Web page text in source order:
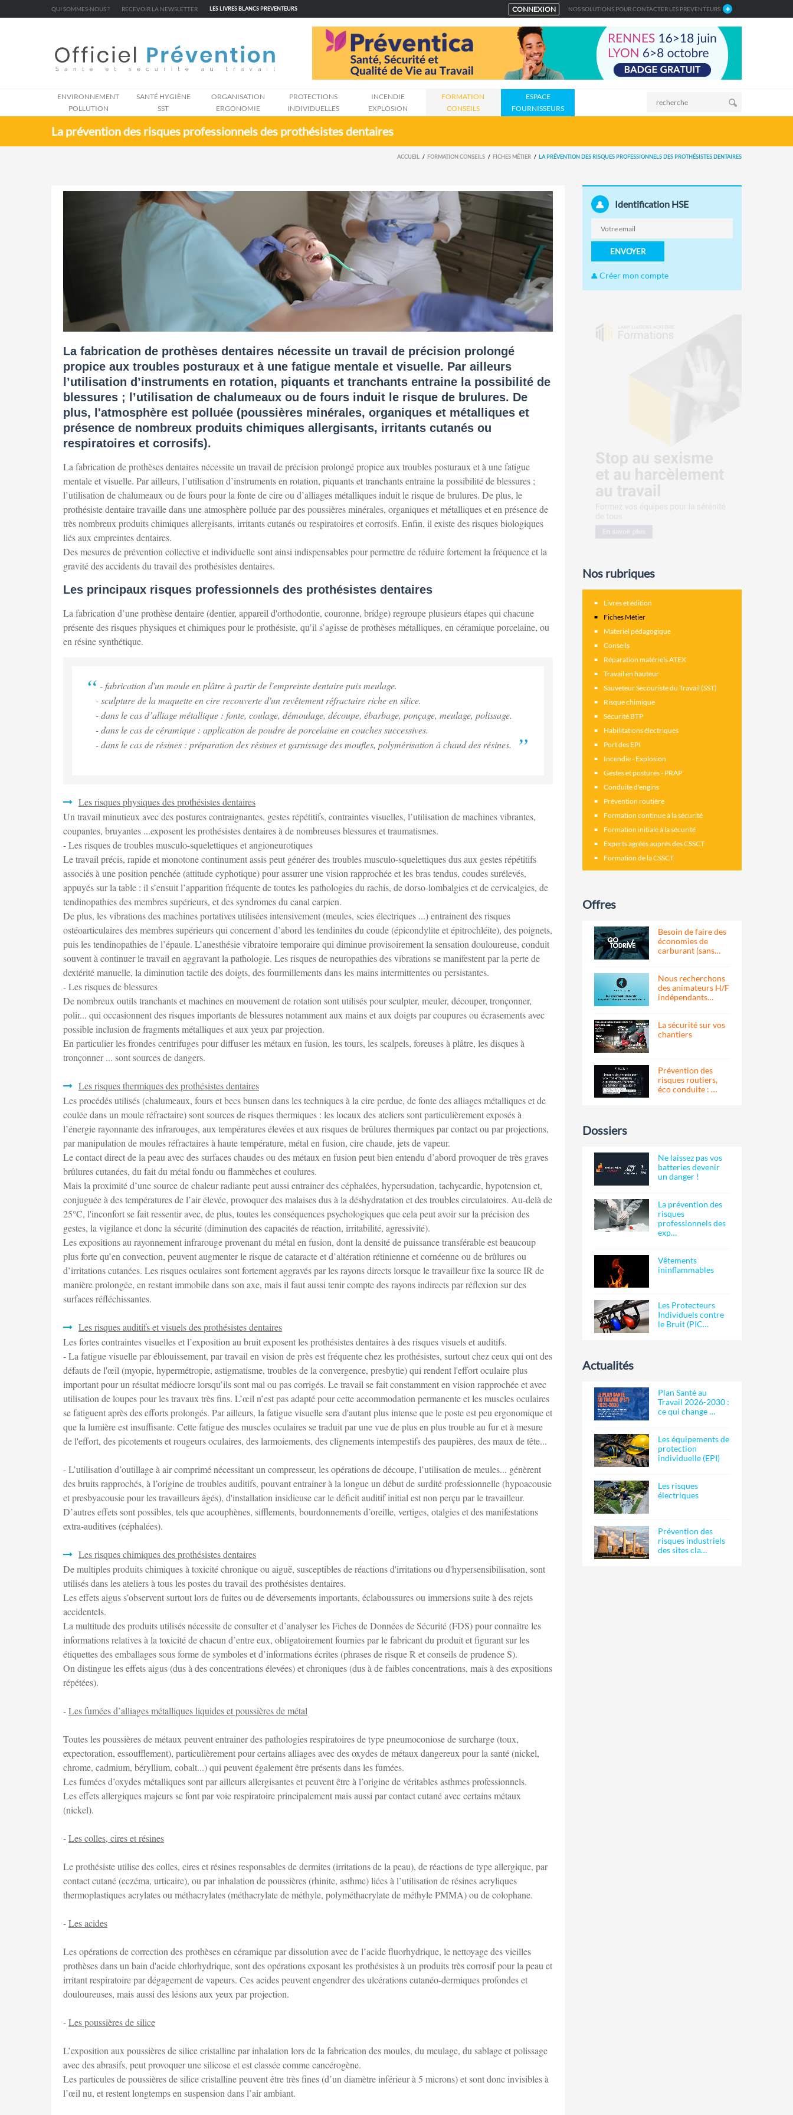
QUI SOMMES-NOUS ? RECEVOIR LA NEWSLETTER LES LIVRES BLANCS PREVENTEURS CONNEXION NOS SOLUTIONS POUR CONTACTER LES PREVENTEURS
ENVIRONNEMENT
POLLUTION
SANTÉ HYGIÈNE
SST
ORGANISATION
ERGONOMIE
PROTECTIONS
INDIVIDUELLES
INCENDIE
EXPLOSION
FORMATION
CONSEILS
ESPACE
FOURNISSEURS
La prévention des risques professionnels des prothésistes dentaires
ACCUEIL FORMATION CONSEILS FICHES MÉTIER LA PRÉVENTION DES RISQUES PROFESSIONNELS DES PROTHÉSISTES DENTAIRES
La fabrication de prothèses dentaires nécessite un travail de précision prolongé
propice aux troubles posturaux et à une fatigue mentale et visuelle. Par ailleurs
l’utilisation d’instruments en rotation, piquants et tranchants entraine la possibilité de
blessures ; l’utilisation de chalumeaux ou de fours induit le risque de brulures. De
plus, l'atmosphère est polluée (poussières minérales, organiques et métalliques et
présence de nombreux produits chimiques allergisants, irritants cutanés ou
respiratoires et corrosifs).
La fabrication de prothèses dentaires nécessite un travail de précision prolongé propice aux troubles posturaux et à une fatigue
mentale et visuelle. Par ailleurs, l’utilisation d’instruments en rotation, piquants et tranchants entraine la possibilité de blessures ;
l’utilisation de chalumeaux ou de fours pour la fonte de cire ou d’alliages métalliques induit le risque de brulures. De plus, le
prothésiste dentaire travaille dans une atmosphère polluée par des poussières minérales, organiques et métalliques et en présence de
très nombreux produits chimiques allergisants, irritants cutanés ou respiratoires et corrosifs. Enfin, il existe des risques biologiques
liés aux empreintes dentaires.
Des mesures de prévention collective et individuelle sont ainsi indispensables pour permettre de réduire fortement la fréquence et la
gravité des accidents du travail des prothésistes dentaires.
Les principaux risques professionnels des prothésistes dentaires
La fabrication d’une prothèse dentaire (dentier, appareil d'orthodontie, couronne, bridge) regroupe plusieurs étapes qui chacune
présente des risques physiques et chimiques pour le prothésiste, qu’il s’agisse de prothèses métalliques, en céramique porcelaine, ou
en résine synthétique.
- fabrication d'un moule en plâtre à partir de l'empreinte dentaire puis meulage.
- sculpture de la maquette en cire recouverte d'un revêtement réfractaire riche en silice.
- dans le cas d’alliage métallique : fonte, coulage, démoulage, découpe, ébarbage, ponçage, meulage, polissage.
- dans le cas de céramique : application de poudre de porcelaine en couches successives.
- dans le cas de résines : préparation des résines et garnissage des moufles, polymérisation à chaud des résines.
Les risques physiques des prothésistes dentaires
Un travail minutieux avec des postures contraignantes, gestes répétitifs, contraintes visuelles, l’utilisation de machines vibrantes,
coupantes, bruyantes ...exposent les prothésistes dentaires à de nombreuses blessures et traumatismes.
- Les risques de troubles musculo-squelettiques et angioneurotiques
Le travail précis, rapide et monotone continument assis peut générer des troubles musculo-squelettiques dus aux gestes répétitifs
associés à une position penchée (attitude cyphotique) pour assurer une vision rapprochée et les bras tendus, coudes surélevés,
appuyés sur la table : il s’ensuit l’apparition fréquente de toutes les pathologies du rachis, de dorso-lombalgies et de cervicalgies, de
tendinopathies des membres supérieurs, et des syndromes du canal carpien.
De plus, les vibrations des machines portatives utilisées intensivement (meules, scies électriques ...) entrainent des risques
ostéoarticulaires des membres supérieurs qui concernent d’abord les tendinites du coude (épicondylite et épitrochléite), des poignets,
puis les tendinopathies de l’épaule. L’anesthésie vibratoire temporaire qui diminue provisoirement la sensation douloureuse, conduit
souvent à continuer le travail en aggravant la pathologie. Les risques de neuropathies des vibrations se manifestent par la perte de
dextérité manuelle, la diminution tactile des doigts, des fourmillements dans les mains intermittentes ou persistantes.
- Les risques de blessures
De nombreux outils tranchants et machines en mouvement de rotation sont utilisés pour sculpter, meuler, découper, tronçonner,
polir... qui occasionnent des risques importants de blessures notamment aux mains et aux doigts par coupures ou écrasements avec
possible inclusion de fragments métalliques et aux yeux par projection.
En particulier les frondes centrifuges pour diffuser les métaux en fusion, les tours, les scalpels, foreuses à plâtre, les disques à
tronçonner ... sont sources de dangers.
Les risques thermiques des prothésistes dentaires
Les procédés utilisés (chalumeaux, fours et becs bunsen dans les techniques à la cire perdue, de fonte des alliages métalliques et de
coulée dans un moule réfractaire) sont sources de risques thermiques : les locaux des ateliers sont particulièrement exposés à
l’énergie rayonnante des infrarouges, aux températures élevées et aux risques de brûlures thermiques par contact ou par projections,
par manipulation de moules réfractaires à haute température, métal en fusion, cire chaude, jets de vapeur.
Le contact direct de la peau avec des surfaces chaudes ou des métaux en fusion peut bien entendu d’abord provoquer de très graves
brûlures cutanées, du fait du métal fondu ou flammèches et coulures.
Mais la proximité d’une source de chaleur radiante peut aussi entrainer des céphalées, hypersudation, tachycardie, hypotension et,
conjuguée à des températures de l’air élevée, provoquer des malaises dus à la déshydratation et des troubles circulatoires. Au-delà de
25°C, l'inconfort se fait ressentir avec, de plus, toutes les conséquences psychologiques que cela peut avoir sur la précision des
gestes, la vigilance et donc la sécurité (diminution des capacités de réaction, irritabilité, agressivité).
Les expositions au rayonnement infrarouge provenant du métal en fusion, dont la densité de puissance transférable est beaucoup
plus forte qu’en convection, peuvent augmenter le risque de cataracte et d’altération rétinienne et cornéenne ou de brûlures ou
d’irritations cutanées. Les risques oculaires sont fortement aggravés par les rayons directs lorsque le travailleur fixe la source IR de
manière prolongée, en restant immobile dans son axe, mais il faut aussi tenir compte des rayons indirects par réflexion sur des
surfaces réfléchissantes.
Les risques auditifs et visuels des prothésistes dentaires
Les fortes contraintes visuelles et l’exposition au bruit exposent les prothésistes dentaires à des risques visuels et auditifs.
- La fatigue visuelle par éblouissement, par travail en vision de près est fréquente chez les prothésistes, surtout chez ceux qui ont des
défauts de l'œil (myopie, hypermétropie, astigmatisme, troubles de la convergence, presbytie) qui rendent l'effort oculaire plus
important pour un résultat médiocre lorsqu’ils sont mal ou pas corrigés. Le travail se fait constamment en vision rapprochée et avec
utilisation de loupes pour les travaux très fins. L’œil n’est pas adapté pour cette accommodation permanente et les muscles oculaires
se fatiguent après des efforts prolongés. Par ailleurs, la fatigue visuelle sera d'autant plus intense que le poste est peu ergonomique et
que la lumière est insuffisante. Cette fatigue des muscles oculaires se traduit par une vue de plus en plus trouble au fur et à mesure
de l'effort, des picotements et rougeurs oculaires, des larmoiements, des clignements intempestifs des paupières, des maux de tête...
- L’utilisation d’outillage à air comprimé nécessitant un compresseur, les opérations de découpe, l’utilisation de meules... génèrent
des bruits rapprochés, à l’origine de troubles auditifs, pouvant entrainer à la longue un début de surdité professionnelle (hypoacousie
et presbyacousie pour les travailleurs âgés), d'installation insidieuse car le déficit auditif initial est non perçu par le travailleur.
D’autres effets sont possibles, tels que acouphènes, sifflements, bourdonnements d’oreille, vertiges, otalgies et des manifestations
extra-auditives (céphalées).
Les risques chimiques des prothésistes dentaires
De multiples produits chimiques à toxicité chronique ou aiguë, susceptibles de réactions d'irritations ou d'hypersensibilisation, sont
utilisés dans les ateliers à tous les postes du travail des prothésistes dentaires.
Les effets aigus s’observent surtout lors de fuites ou de déversements importants, éclaboussures ou immersions suite à des rejets
accidentels.
La multitude des produits utilisés nécessite de consulter et d’analyser les Fiches de Données de Sécurité (FDS) pour connaître les
informations relatives à la toxicité de chacun d’entre eux, obligatoirement fournies par le fabricant du produit et figurant sur les
étiquettes des emballages sous forme de symboles et d’informations écrites (phrases de risque R et conseils de prudence S).
On distingue les effets aigus (dus à des concentrations élevées) et chroniques (dus à de faibles concentrations, mais à des expositions
répétées).
-Les fumées d’alliages métalliques liquides et poussières de métal
Toutes les poussières de métaux peuvent entrainer des pathologies respiratoires de type pneumoconiose de surcharge (toux,
expectoration, essoufflement), particulièrement pour certains alliages avec des oxydes de métaux dangereux pour la santé (nickel,
chrome, cadmium, béryllium, cobalt...) qui peuvent également être présents dans les fumées.
Les fumées d’oxydes métalliques sont par ailleurs allergisantes et peuvent être à l’origine de véritables asthmes professionnels.
Les effets allergiques majeurs se font par voie respiratoire principalement mais aussi par contact cutané avec certains métaux
(nickel).
-Les colles, cires et résines
Le prothésiste utilise des colles, cires et résines responsables de dermites (irritations de la peau), de réactions de type allergique, par
contact cutané (eczéma, urticaire), ou par inhalation de poussières (rhinite, asthme) liées à l’utilisation de résines acryliques
thermoplastiques acrylates ou méthacrylates (méthacrylate de méthyle, polyméthacrylate de méthyle PMMA) ou de colophane.
-Les acides
Les opérations de correction des prothèses en céramique par dissolution avec de l’acide fluorhydrique, le nettoyage des vieilles
prothèses dans un bain d'acide chlorhydrique, sont des opérations exposant les prothésistes à un produits très corrosif pour la peau et
irritant respiratoire par dégagement de vapeurs. Ces acides peuvent engendrer des ulcérations cutanéo-dermiques profondes et
douloureuses, mais aussi des lésions aux yeux par projection.
-Les poussières de silice
L’exposition aux poussières de silice cristalline par inhalation lors de la fabrication des moules, du meulage, du sablage et polissage
avec des abrasifs, peut provoquer une silicose et est classée comme cancérogène.
Les particules de poussières de silice cristalline peuvent être très fines (d’un diamètre inférieur à 5 microns) et sont donc invisibles à
l’œil nu, et restent longtemps en suspension dans l’air ambiant.
Identification HSE
ENVOYER
Créer mon compte
Nos rubriques
Livres et édition
Fiches Métier
Materiel pédagogique
Conseils
Réparation matériels ATEX
Travail en hauteur
Sauveteur Secouriste du Travail (SST)
Risque chimique
Sécurité BTP
Habilitations électriques
Port des EPI
Incendie - Explosion
Gestes et postures - PRAP
Conduite d'engins
Prévention routière
Formation continue à la sécurité
Formation initiale à la sécurité
Experts agréés auprés des CSSCT
Formation de la CSSCT
Offres
Besoin de faire des
économies de
carburant (sans…
Nous recherchons
des animateurs H/F
indépendants…
La sécurité sur vos
chantiers
Prévention des
risques routiers,
éco conduite : …
Dossiers
Ne laissez pas vos
batteries devenir
un danger !
La prévention des
risques
professionnels des
exp…
Vêtements
ininflammables
Les Protecteurs
Individuels contre
le Bruit (PIC…
Actualités
Plan Santé au
Travail 2026-2030 :
ce qui change …
Les équipements de
protection
individuelle (EPI)
Les risques
électriques
Prévention des
risques industriels
des sites cla…
Cookies management panel